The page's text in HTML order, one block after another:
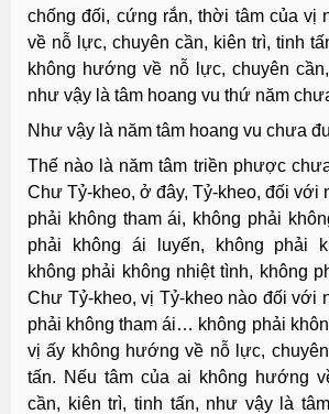
chống đối, cứng rắn, thời tâm của vị
về nỗ lực, chuyên cần, kiên trì, tinh
không hướng về nỗ lực, chuyên
như vậy là tâm hoang vu thứ năm
Như vậy là năm tâm hoang vu chưa
Thế nào là năm tâm triền phược
Chư Tỷ-kheo, ở đây, Tỷ-kheo, đối với
phải không tham ái, không phải
phải không ái luyến, không phải
không phải không nhiệt tình, không
Chư Tỷ-kheo, vị Tỷ-kheo nào đối với
phải không tham ái… không phải
vị ấy không hướng về nỗ lực,
tấn. Nếu tâm của ai không hướng
cần, kiên trì, tinh tấn, như vậy là